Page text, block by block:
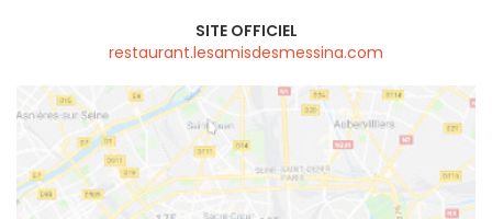
SITE OFFICIEL
restaurant.lesamisdesmessina.com